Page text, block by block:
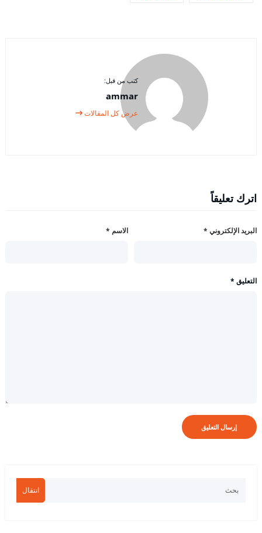
كتب من قبل:
ammar
عرض كل المقالات
اترك تعليقاً
الاسم * البريد الإلكتروني *
التعليق *
انتقال